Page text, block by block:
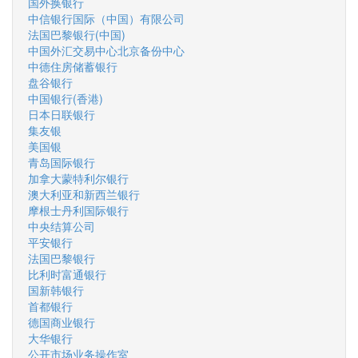
中信银行国际（中国）有限公司
法国巴黎银行(中国)
中国外汇交易中心北京备份中心
中德住房储蓄银行
盘谷银行
中国银行(香港)
日本日联银行
集友银
美国银
青岛国际银行
加拿大蒙特利尔银行
澳大利亚和新西兰银行
摩根士丹利国际银行
中央结算公司
平安银行
法国巴黎银行
比利时富通银行
国新韩银行
首都银行
德国商业银行
大华银行
公开市场业务操作室